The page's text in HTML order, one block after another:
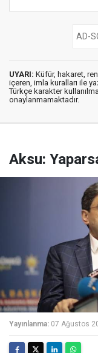
UYARI: Küfür, hakaret,
içeren, imla kuralları ile
Türkçe karakter
onaylanmamaktadır.
Aksu:
Yayınlanma: 07 Ağustos